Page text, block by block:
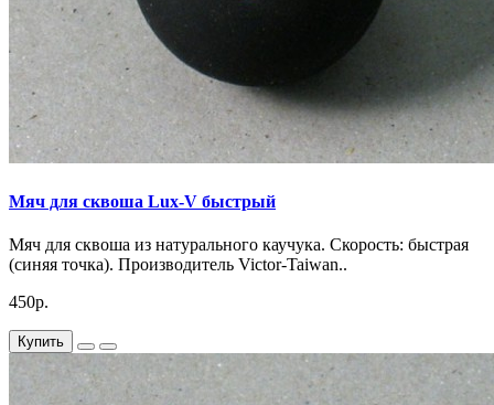
Мяч для сквоша Lux-V быстрый
Мяч для сквоша из натурального каучука. Скорость: быстрая
(синяя точка). Производитель Victor-Taiwan..
450р.
Купить